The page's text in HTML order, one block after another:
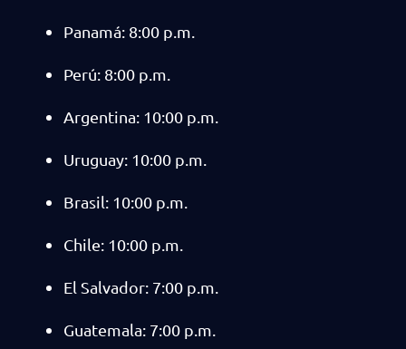
Panamá: 8:00 p.m.
Perú: 8:00 p.m.
Argentina: 10:00 p.m.
Uruguay: 10:00 p.m.
Brasil: 10:00 p.m.
Chile: 10:00 p.m.
El Salvador: 7:00 p.m.
Guatemala: 7:00 p.m.